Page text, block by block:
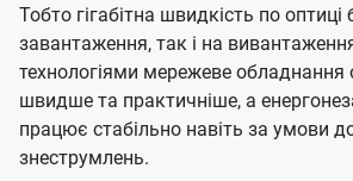
Тобто гігабітна швидкість по оптиці
завантаження, так і на
технологіями мережеве обладнання
швидше та практичніше, а
працює стабільно навіть за умови
знеструмлень.